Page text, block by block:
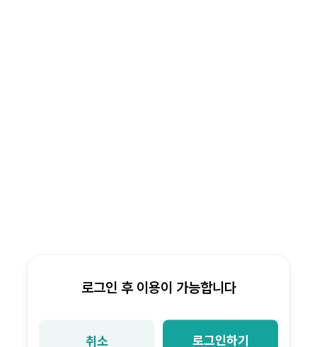
로그인 후 이용이 가능합니다
취소 로그인하기